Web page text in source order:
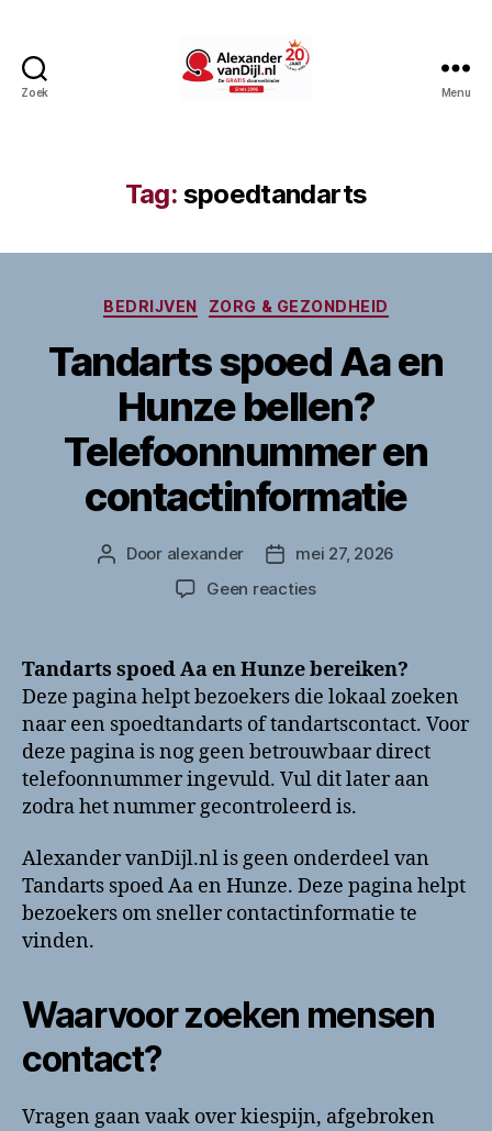
Zoek Menu
Tag: spoedtandarts
Categorieën
BEDRIJVEN ZORG & GEZONDHEID
Tandarts spoed Aa en
Hunze bellen?
Telefoonnummer en
contactinformatie
Berichtauteur
Door alexander Berichtdatum
mei 27, 2026
Geen reactiesop
Aa
en
Hunze
bellen?
Telefoonnummer
en
contactinformatie
Tandarts spoed Aa en Hunze bereiken?
Deze pagina helpt bezoekers die lokaal zoeken
naar een spoedtandarts of tandartscontact. Voor
deze pagina is nog geen betrouwbaar direct
telefoonnummer ingevuld. Vul dit later aan
zodra het nummer gecontroleerd is.
Alexander vanDijl.nl is geen onderdeel van
Tandarts spoed Aa en Hunze. Deze pagina helpt
bezoekers om sneller contactinformatie te
vinden.
Waarvoor zoeken mensen
contact?
Vragen gaan vaak over kiespijn, afgebroken